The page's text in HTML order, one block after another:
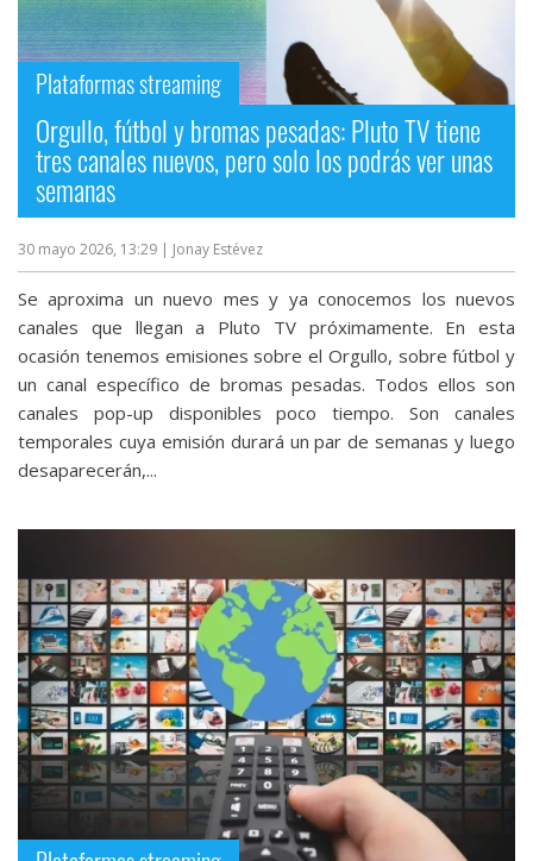
Plataformas streaming
Orgullo, fútbol y bromas pesadas: Pluto TV tiene
tres canales nuevos, pero solo los podrás ver unas
semanas
30 mayo 2026, 13:29 | Jonay Estévez
Se aproxima un nuevo mes y ya conocemos los nuevos
canales que llegan a Pluto TV próximamente. En esta
ocasión tenemos emisiones sobre el Orgullo, sobre fútbol y
un canal específico de bromas pesadas. Todos ellos son
canales pop-up disponibles poco tiempo. Son canales
temporales cuya emisión durará un par de semanas y luego
desaparecerán,...